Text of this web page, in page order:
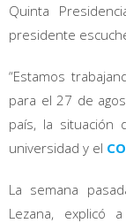
Quinta
presidente
“Estamos
para el 27 de
país, la situación
universidad y el
La semana
Lezana, explicó